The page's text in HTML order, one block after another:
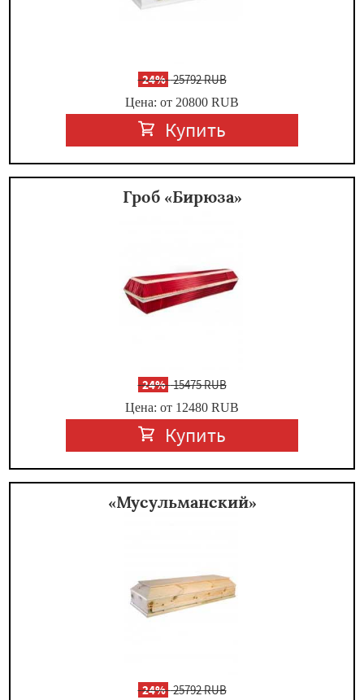
-24%25792 RUB
Цена: от 20800 RUB
Купить
Гроб «Бирюза»
-24%15475 RUB
Цена: от 12480 RUB
Купить
«Мусульманский»
-24%25792 RUB